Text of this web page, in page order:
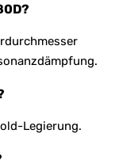
Legierung.